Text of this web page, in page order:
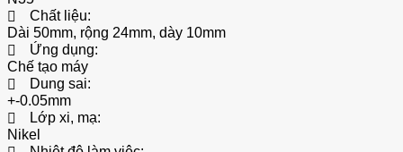
Chất liệu:
Dài 50mm, rộng 24mm, dày 10mm
Ứng dụng:
Chế tạo máy
Dung sai:
+-0.05mm
Lớp xi, mạ:
Nikel